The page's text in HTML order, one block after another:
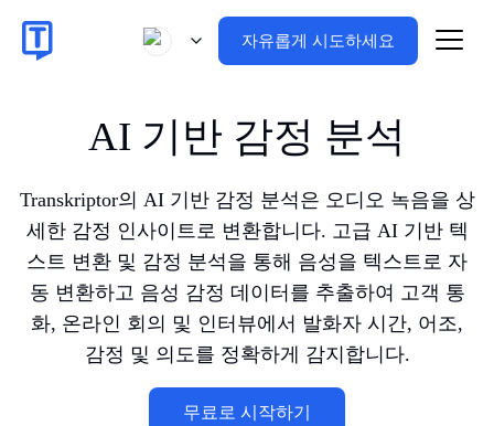
자유롭게 시도하세요
AI 기반 감정 분석
Transkriptor의 AI 기반 감정 분석은 오디오 녹음을 상
세한 감정 인사이트로 변환합니다. 고급 AI 기반 텍
스트 변환 및 감정 분석을 통해 음성을 텍스트로 자
동 변환하고 음성 감정 데이터를 추출하여 고객 통
화, 온라인 회의 및 인터뷰에서 발화자 시간, 어조,
감정 및 의도를 정확하게 감지합니다.
무료로 시작하기